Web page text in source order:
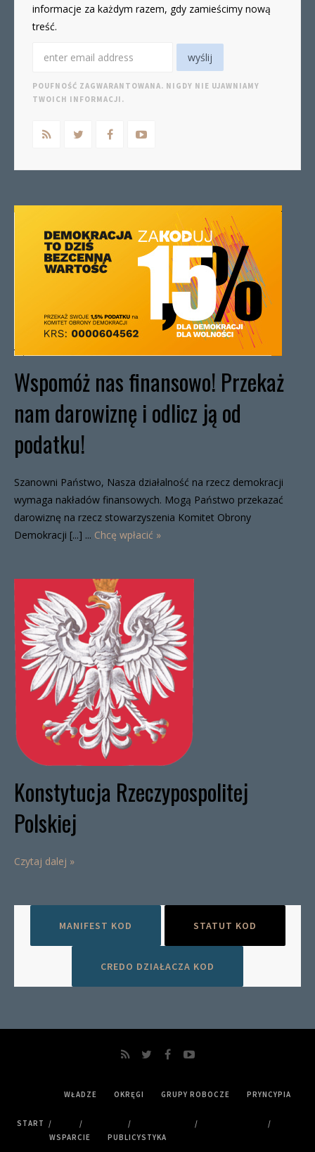
informacje za każdym razem, gdy zamieścimy nową
treść.
POUFNOŚĆ ZAGWARANTOWANA. NIGDY NIE UJAWNIAMY
TWOICH INFORMACJI.
Wspomóż nas finansowo! Przekaż
nam darowiznę i odlicz ją od
podatku!
Szanowni Państwo, Nasza działalność na rzecz demokracji
wymaga nakładów finansowych. Mogą Państwo przekazać
darowiznę na rzecz stowarzyszenia Komitet Obrony
Demokracji [...] ... Chcę wpłacić »
Konstytucja Rzeczypospolitej
Polskiej
Czytaj dalej »
MANIFEST KOD STATUT KOD
CREDO DZIAŁACZA KOD
START
WŁADZE OKRĘGI GRUPY ROBOCZE PRYNCYPIA
WSPARCIE PUBLICYSTYKA